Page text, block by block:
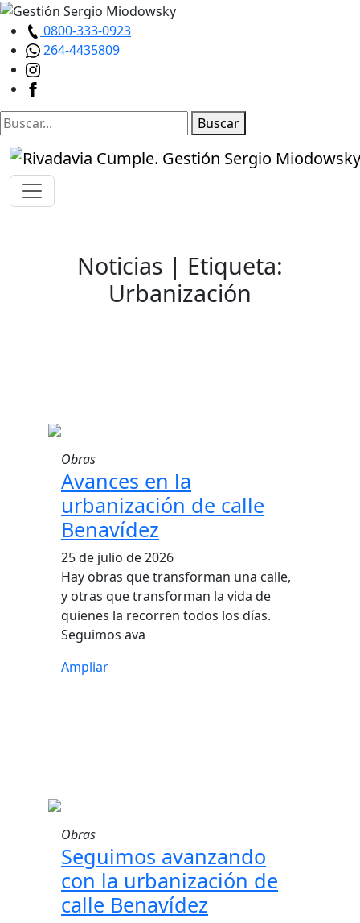
0800-333-0923
264-4435809
Buscar
Noticias | Etiqueta:
Urbanización
Obras
Avances en la
urbanización de calle
Benavídez
25 de julio de 2026
Hay obras que transforman una calle,
y otras que transforman la vida de
quienes la recorren todos los días.
Seguimos ava
Ampliar
Obras
Seguimos avanzando
con la urbanización de
calle Benavídez